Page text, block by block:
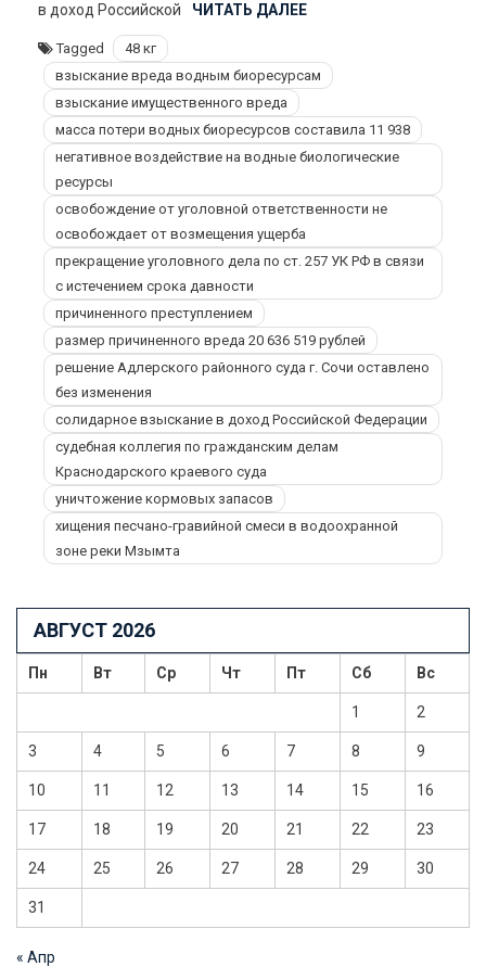
в доход Российской
ЧИТАТЬ ДАЛЕЕ
Tagged
48 кг
взыскание вреда водным биоресурсам
взыскание имущественного вреда
масса потери водных биоресурсов составила 11 938
негативное воздействие на водные биологические
ресурсы
освобождение от уголовной ответственности не
освобождает от возмещения ущерба
прекращение уголовного дела по ст. 257 УК РФ в связи
с истечением срока давности
причиненного преступлением
размер причиненного вреда 20 636 519 рублей
решение Адлерского районного суда г. Сочи оставлено
без изменения
солидарное взыскание в доход Российской Федерации
судебная коллегия по гражданским делам
Краснодарского краевого суда
уничтожение кормовых запасов
хищения песчано-гравийной смеси в водоохранной
зоне реки Мзымта
АВГУСТ 2026
Пн Вт Ср Чт Пт Сб Вс
1 2
3 4 5 6 7 8 9
10 11 12 13 14 15 16
17 18 19 20 21 22 23
24 25 26 27 28 29 30
31
« Апр